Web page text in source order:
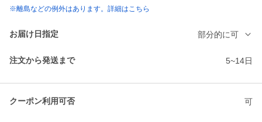
※離島などの例外はあります。詳細はこちら
お届け日指定 部分的に可
注文から発送まで 5~14日
クーポン利用可否 可